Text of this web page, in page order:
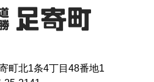
町北1条4丁目48番地1